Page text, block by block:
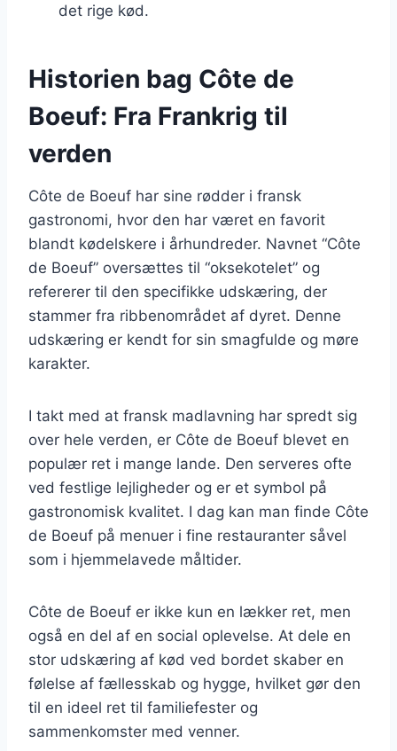
det rige kød.
Historien bag Côte de
Boeuf: Fra Frankrig til
verden
Côte de Boeuf har sine rødder i fransk
gastronomi, hvor den har været en favorit
blandt kødelskere i århundreder. Navnet “Côte
de Boeuf” oversættes til “oksekotelet” og
refererer til den specifikke udskæring, der
stammer fra ribbenområdet af dyret. Denne
udskæring er kendt for sin smagfulde og møre
karakter.
I takt med at fransk madlavning har spredt sig
over hele verden, er Côte de Boeuf blevet en
populær ret i mange lande. Den serveres ofte
ved festlige lejligheder og er et symbol på
gastronomisk kvalitet. I dag kan man finde Côte
de Boeuf på menuer i fine restauranter såvel
som i hjemmelavede måltider.
Côte de Boeuf er ikke kun en lækker ret, men
også en del af en social oplevelse. At dele en
stor udskæring af kød ved bordet skaber en
følelse af fællesskab og hygge, hvilket gør den
til en ideel ret til familiefester og
sammenkomster med venner.